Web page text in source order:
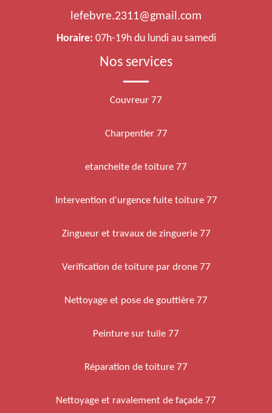
lefebvre.2311@gmail.com
Horaire: 07h-19h du lundi au samedi
Nos services
Couvreur 77
Charpentier 77
etancheite de toiture 77
Intervention d'urgence fuite toiture 77
Zingueur et travaux de zinguerie 77
Verification de toiture par drone 77
Nettoyage et pose de gouttière 77
Peinture sur tuile 77
Réparation de toiture 77
Nettoyage et ravalement de façade 77